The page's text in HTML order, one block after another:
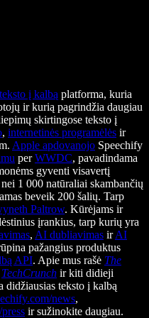
teksto į kalbą platforma, kuria
ir kurią pagrindžia daugiau
skirtingose teksto į
, internetinės programėlės ir
Apple apdovanojo Speechify
perWWDC, pavadindama
gyventi visavertį
1 000 natūraliai skambančių
beveik 200 šalių. Tarp
Paltrow. Kūrėjams ir
įrankius, tarp kurių yra
, AI dubliavimas irAI
pažangius produktus
API. Apie mus rašė The
TechCrunch ir kiti didieji
didžiausias teksto į kalbą
news,
ir sužinokite daugiau.